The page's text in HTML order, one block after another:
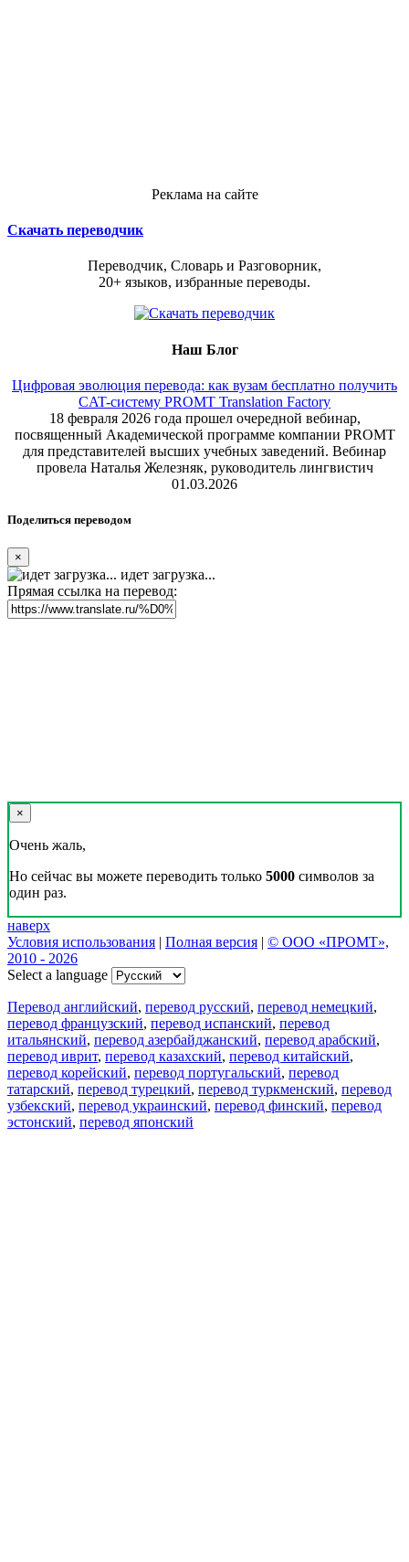
Реклама на сайте
Скачать переводчик
Переводчик, Словарь и Разговорник,
20+ языков, избранные переводы.
Наш Блог
Цифровая эволюция перевода: как вузам бесплатно получить
CAT-систему PROMT Translation Factory
18 февраля 2026 года прошел очередной вебинар,
посвященный Академической программе компании PROMT
для представителей высших учебных заведений. Вебинар
провела Наталья Железняк, руководитель лингвистич
01.03.2026
Поделиться переводом
×
идет загрузка...
Прямая ссылка на перевод:
×
Очень жаль,
Но сейчас вы можете переводить только 5000 символов за
один раз.
наверх
Условия использования | Полная версия | © ООО «ПРОМТ»,
2010 - 2026
Select a language
Перевод английский, перевод русский, перевод немецкий,
перевод французский, перевод испанский, перевод
итальянский, перевод азербайджанский, перевод арабский,
перевод иврит, перевод казахский, перевод китайский,
перевод корейский, перевод португальский, перевод
татарский, перевод турецкий, перевод туркменский, перевод
узбекский, перевод украинский, перевод финский, перевод
эстонский, перевод японский